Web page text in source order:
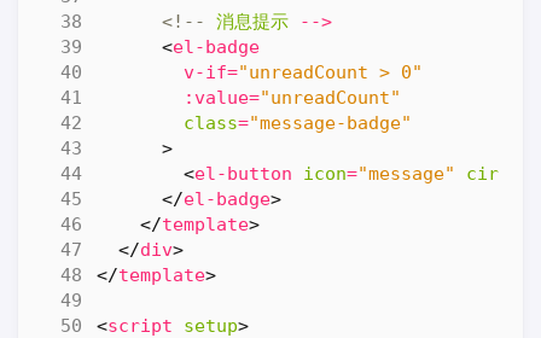
<!-- 消息提示
-->
<el-badge
v-if="unreadCount > 0"
:value="unreadCount"
class="message-badge"
>
<el-button icon="message"
circle
</el-badge>
</template>
</div>
</template>
<script setup>